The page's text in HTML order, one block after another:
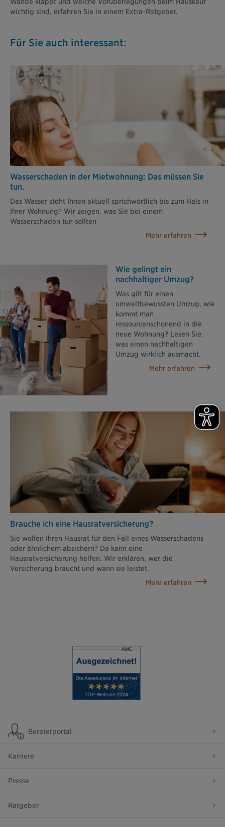
wichtig sind, erfahren Sie in einem Extra-Ratgeber.
Für Sie auch interessant:
Wasserschaden in der Mietwohnung: Das müssen Sie
tun.
Das Wasser steht Ihnen aktuell sprichwörtlich bis zum Hals in
Ihrer Wohnung? Wir zeigen, was Sie bei einem
Wasserschaden tun sollten
Mehr erfahren
Wie gelingt ein
nachhaltiger Umzug?
Was gilt für einen
umweltbewussten Umzug, wie
kommt man
ressourcenschonend in die
neue Wohnung? Lesen Sie,
was einen nachhaltigen
Umzug wirklich ausmacht.
Mehr erfahren
Brauche ich eine Hausratver­sicherung?
Sie wollen Ihren Hausrat für den Fall eines Wasserschadens
oder ähnlichem absichern? Da kann eine
Hausratversicherung helfen. Wir erklären, wer die
Versicherung braucht und wann sie leistet.
Mehr erfahren
Beraterportal
Karriere
Presse
Ratgeber